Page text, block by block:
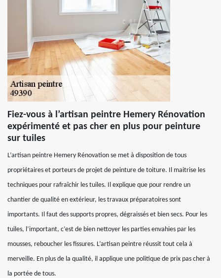
Fiez-vous à l’artisan peintre Hemery Rénovation
expérimenté et pas cher en plus pour peinture
sur tuiles
L’artisan peintre Hemery Rénovation se met à disposition de tous
propriétaires et porteurs de projet de peinture de toiture. Il maitrise les
techniques pour rafraîchir les tuiles. Il explique que pour rendre un
chantier de qualité en extérieur, les travaux préparatoires sont
importants. Il faut des supports propres, dégraissés et bien secs. Pour les
tuiles, l’important, c’est de bien nettoyer les parties envahies par les
mousses, reboucher les fissures. L’artisan peintre réussit tout cela à
merveille. En plus de la qualité, il applique une politique de prix pas cher à
la portée de tous.